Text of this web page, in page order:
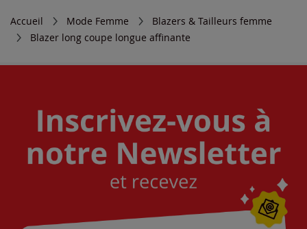
Accueil Mode Femme
Blazers & Tailleurs femme
Blazer long coupe longue affinante